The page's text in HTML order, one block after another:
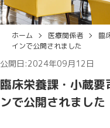
ホーム 医療関係者
臨
インで公開されました
公開日:2024年09月12日
臨床栄養課・小蔵
ンで公開されました